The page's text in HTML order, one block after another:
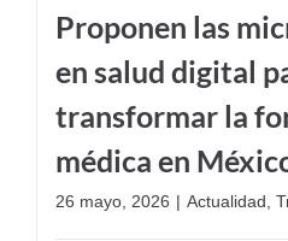
Proponen las
en salud digital
transformar la
médica en
26 mayo, 2026 | Actualidad